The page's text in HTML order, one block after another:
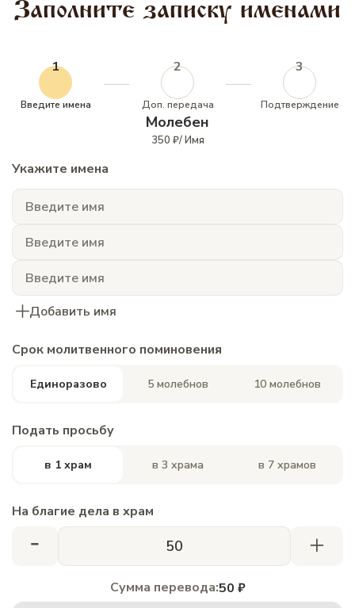
Заполните записку именами
1
Введите имена
2
Доп. передача
3
Подтверждение
Молебен
350 ₽/ Имя
Укажите имена
Добавить имя
Срок молитвенного поминовения
Единоразово 5 молебнов 10 молебнов
Подать просьбу
в 1 храм в 3 храма в 7 храмов
На благие дела в храм
- +
Сумма перевода:50 ₽